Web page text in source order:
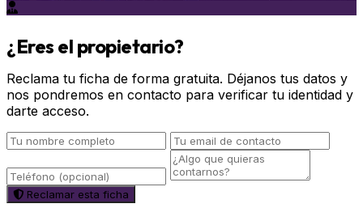
¿Eres el propietario?
Reclama tu ficha de forma gratuita. Déjanos tus datos y
nos pondremos en contacto para verificar tu identidad y
darte acceso.
Reclamar esta ficha